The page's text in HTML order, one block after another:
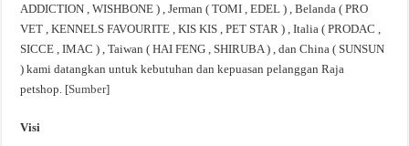
ADDICTION , WISHBONE ) , Jerman ( TOMI , EDEL ) , Belanda ( PRO
VET , KENNELS FAVOURITE , KIS KIS , PET STAR ) , Italia ( PRODAC ,
SICCE , IMAC ) , Taiwan ( HAI FENG , SHIRUBA ) , dan China ( SUNSUN
) kami datangkan untuk kebutuhan dan kepuasan pelanggan Raja
petshop. [Sumber]
Visi